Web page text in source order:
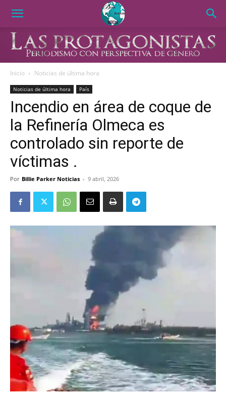
Inicio Noticias de última hora
Noticias de última hora País
Incendio en área de coque de
la Refinería Olmeca es
controlado sin reporte de
víctimas .
Por Billie Parker Noticias - 9 abril, 2026